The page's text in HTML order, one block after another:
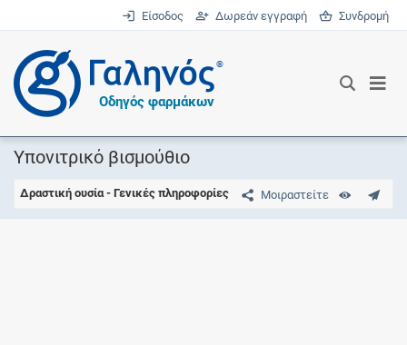
Είσοδος Δωρεάν εγγραφή Συνδρομή
®
Οδηγός φαρμάκων
Υπονιτρικό βισμούθιο
Μοιραστείτε
Δραστική ουσία - Γενικές πληροφορίες